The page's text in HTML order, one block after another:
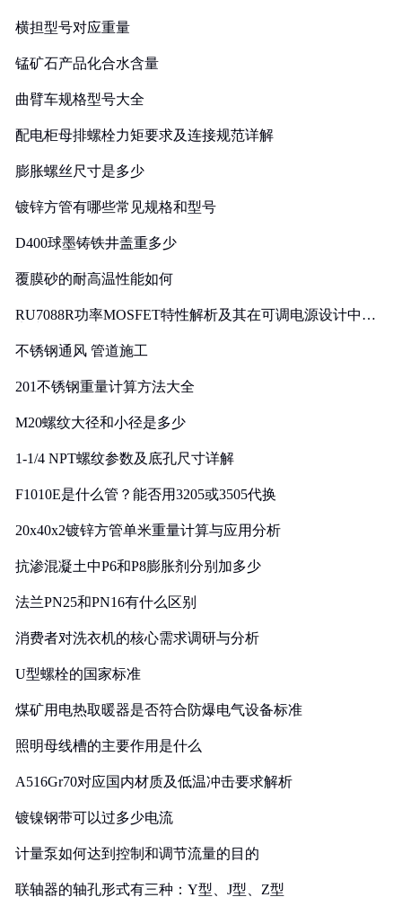
横担型号对应重量
锰矿石产品化合水含量
曲臂车规格型号大全
配电柜母排螺栓力矩要求及连接规范详解
膨胀螺丝尺寸是多少
镀锌方管有哪些常见规格和型号
D400球墨铸铁井盖重多少
覆膜砂的耐高温性能如何
RU7088R功率MOSFET特性解析及其在可调电源设计中的
不锈钢通风 管道施工
201不锈钢重量计算方法大全
M20螺纹大径和小径是多少
1-1/4 NPT螺纹参数及底孔尺寸详解
F1010E是什么管？能否用3205或3505代换
20x40x2镀锌方管单米重量计算与应用分析
抗渗混凝土中P6和P8膨胀剂分别加多少
法兰PN25和PN16有什么区别
消费者对洗衣机的核心需求调研与分析
U型螺栓的国家标准
煤矿用电热取暖器是否符合防爆电气设备标准
照明母线槽的主要作用是什么
A516Gr70对应国内材质及低温冲击要求解析
镀镍钢带可以过多少电流
计量泵如何达到控制和调节流量的目的
联轴器的轴孔形式有三种：Y型、J型、Z型